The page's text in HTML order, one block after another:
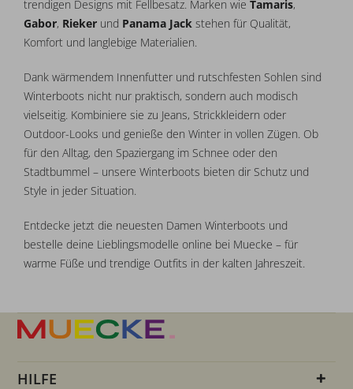
trendigen Designs mit Fellbesatz. Marken wie Tamaris,
Gabor, Rieker und Panama Jack stehen für Qualität,
Komfort und langlebige Materialien.
Dank wärmendem Innenfutter und rutschfesten Sohlen sind
Winterboots nicht nur praktisch, sondern auch modisch
vielseitig. Kombiniere sie zu Jeans, Strickkleidern oder
Outdoor-Looks und genieße den Winter in vollen Zügen. Ob
für den Alltag, den Spaziergang im Schnee oder den
Stadtbummel – unsere Winterboots bieten dir Schutz und
Style in jeder Situation.
Entdecke jetzt die neuesten Damen Winterboots und
bestelle deine Lieblingsmodelle online bei Muecke – für
warme Füße und trendige Outfits in der kalten Jahreszeit.
HILFE